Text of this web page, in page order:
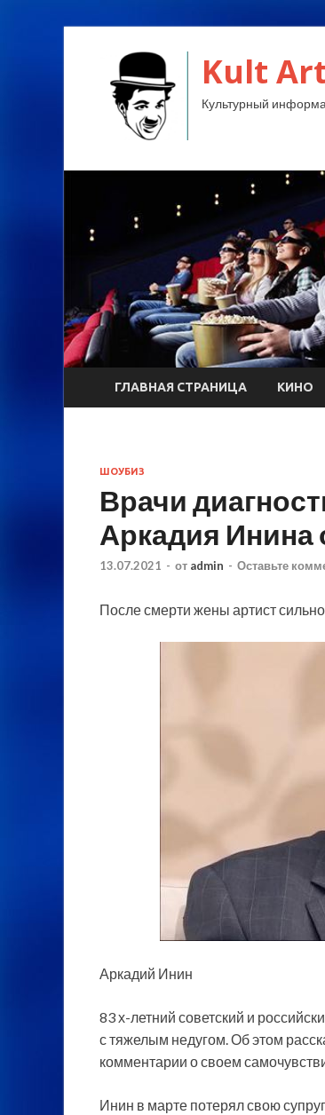
Kult
Культурный
ГЛАВНАЯ СТРАНИЦА КИНО
ШОУБИЗ
Врачи
Аркадия Инина
13.07.2021 - от admin - Оставьте
После смерти жены артист
Аркадий Инин
83 х-летний советский и
с тяжелым недугом. Об этом
комментарии о своем
Инин в марте потерял свою